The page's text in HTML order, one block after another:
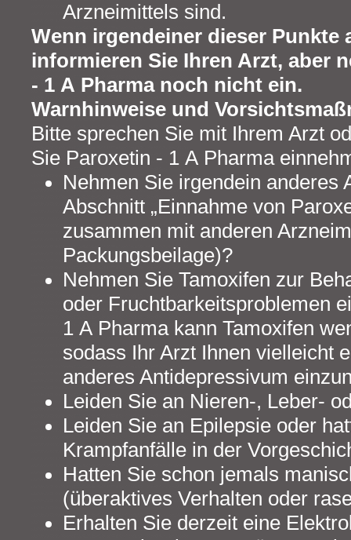
Arzneimittels sind.
Wenn irgendeiner dieser Punkte
informieren Sie Ihren Arzt, aber
- 1 A Pharma noch nicht ein.
Warnhinweise und
Bitte sprechen Sie mit Ihrem Arzt
Sie Paroxetin - 1 A Pharma
Nehmen Sie irgendein anderes
Abschnitt „Einnahme von
zusammen mit anderen
Packungsbeilage)?
Nehmen Sie Tamoxifen zur
oder Fruchtbarkeitsproblemen
1 A Pharma kann Tamoxifen
sodass Ihr Arzt Ihnen vielleicht
anderes Antidepressivum
Leiden Sie an Nieren-, Leber-
Leiden Sie an Epilepsie oder
Krampfanfälle in der
Hatten Sie schon jemals
(überaktives Verhalten oder
Erhalten Sie derzeit eine